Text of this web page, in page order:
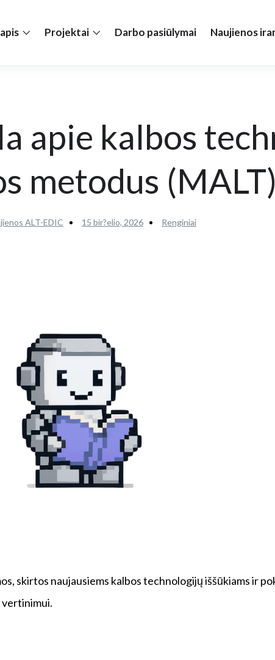
Projektai Darbo pasiūlymai Naujienos
apie kalbos
metodus (MALT)
ALT-EDIC 15 bir?elio, 2026 Renginiai
skirtos naujausiems kalbos technologijų iššūkiams ir
vertinimui.